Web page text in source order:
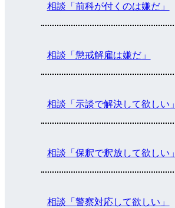
相談「前科が付くのは嫌だ」
相談「懲戒解雇は嫌だ」
相談「示談で解決して欲しい」
相談「保釈で釈放して欲しい」
相談「警察対応して欲しい」